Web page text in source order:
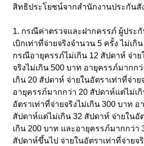
สิทธิประโยชน์จากสำนักงานประกันสั
1. กรณีค่าตรวจและฝากครรภ์ ผู้ประ
เบิกเท่าที่จ่ายจริงจำนวน 5 ครั้ง ไม่เกิ
กรณีอายุครรภ์ไม่เกิน 12 สัปดาห์ จ่าย
จริงไม่เกิน 500 บาท อายุครรภ์มากก
เกิน 20 สัปดาห์ จ่ายในอัตราเท่าที่จ่าย
อายุครรภ์มากกว่า 20 สัปดาห์แต่ไม่เ
อัตราเท่าที่จ่ายจริงไม่เกิน 300 บาท
สัปดาห์แต่ไม่เกิน 32 สัปดาห์ จ่ายในอั
เกิน 200 บาท และอายุครรภ์มากกว่า
สัปดาห์ขึ้นไป จ่ายในอัตราเท่าที่จ่ายจ